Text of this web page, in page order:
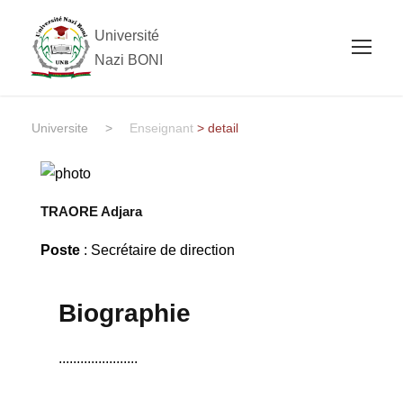
Université
Nazi BONI
Universite > Enseignant > detail
TRAORE Adjara
Poste: Secrétaire de direction
Biographie
......................